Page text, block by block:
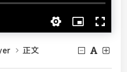
正文